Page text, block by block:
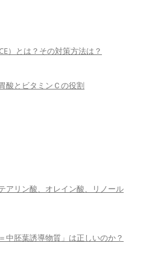
）とは？その対策方法は？
酸とビタミンＣの役割
アリン酸、オレイン酸、リノール
中胚葉誘導物質」は正しいのか？